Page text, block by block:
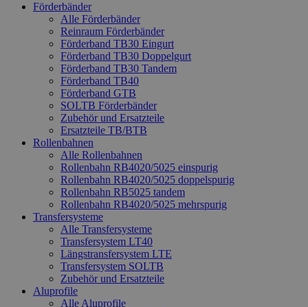
Förderbänder
Alle Förderbänder
Reinraum Förderbänder
Förderband TB30 Eingurt
Förderband TB30 Doppelgurt
Förderband TB30 Tandem
Förderband TB40
Förderband GTB
SOLTB Förderbänder
Zubehör und Ersatzteile
Ersatzteile TB/BTB
Rollenbahnen
Alle Rollenbahnen
Rollenbahn RB4020/5025 einspurig
Rollenbahn RB4020/5025 doppelspurig
Rollenbahn RB5025 tandem
Rollenbahn RB4020/5025 mehrspurig
Transfersysteme
Alle Transfersysteme
Transfersystem LT40
Längstransfersystem LTE
Transfersystem SOLTB
Zubehör und Ersatzteile
Aluprofile
Alle Aluprofile